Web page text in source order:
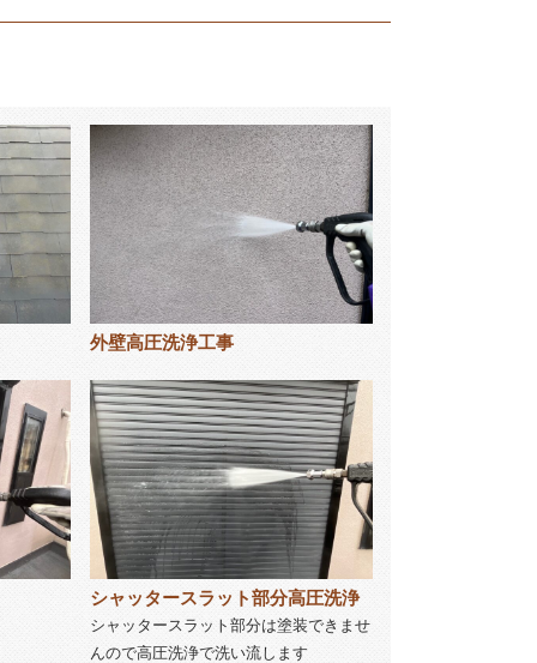
外壁高圧洗浄工事
シャッタースラット部分高圧洗浄
シャッタースラット部分は塗装できませ
んので高圧洗浄で洗い流します